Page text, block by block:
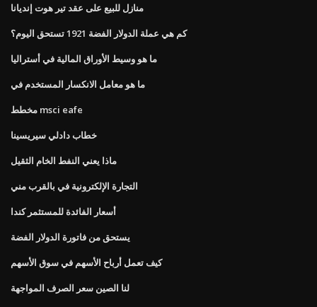
منازل للبيع على عقد تير هوت إنديانا
كم هي عملة الدولار الفضة 1921 تستحق اليوم؟
ما هو وسيط الأوراق المالية في أستراليا
ما هو معامل الانكسار المستخدم في
مخطط msci eafe
خطاب دادلي سيريسينا
ماذا يعني النفط الخام الثقيل
التجارة الإلكترونية في بالقرب مني
أسعار الفائدة للمستثمر كندا
يستحق من فاتورة الدولار الفضة
كيف تعمل أرباح الأسهم في سوق الأسهم
لنا الصين سعر الصرف المواجهة